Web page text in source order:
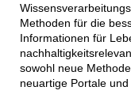
Methoden für die
Informationen für
sowohl neue
neuartige Portale